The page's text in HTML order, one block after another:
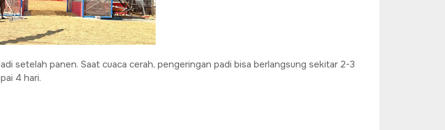
setelah panen. Saat cuaca cerah, pengeringan padi bisa berlangsung sekitar 2-3
4 hari.